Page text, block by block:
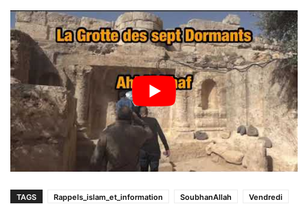
TAGS Rappels_islam_et_information SoubhanAllah Vendredi